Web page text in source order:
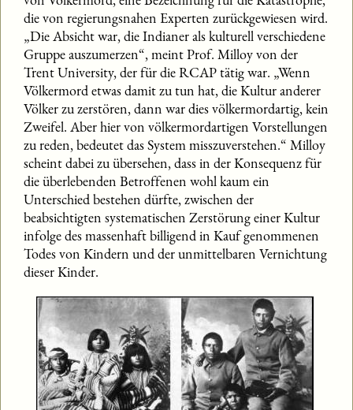
die von regierungsnahen Experten zurückgewiesen wird.
„Die Absicht war, die Indianer als kulturell verschiedene
Gruppe auszumerzen“, meint Prof. Milloy von der
Trent University, der für die RCAP tätig war. „Wenn
Völkermord etwas damit zu tun hat, die Kultur anderer
Völker zu zerstören, dann war dies völkermordartig, kein
Zweifel. Aber hier von völkermordartigen Vorstellungen
zu reden, bedeutet das System misszuverstehen.“ Milloy
scheint dabei zu übersehen, dass in der Konsequenz für
die überlebenden Betroffenen wohl kaum ein
Unterschied bestehen dürfte, zwischen der
beabsichtigten systematischen Zerstörung einer Kultur
infolge des massenhaft billigend in Kauf genommenen
Todes von Kindern und der unmittelbaren Vernichtung
dieser Kinder.